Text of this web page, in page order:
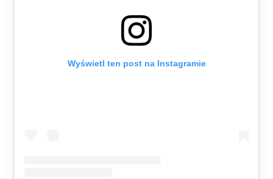
Wyświetl ten post na Instagramie